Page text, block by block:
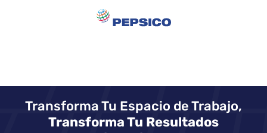
Transforma Tu Espacio de Trabajo,
Transforma Tu Resultados